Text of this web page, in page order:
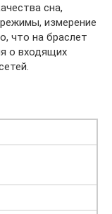
сна,
измерение
что на браслет
о входящих